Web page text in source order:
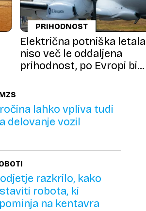
PRIHODNOST
Električna potniška letala
niso več le oddaljena
prihodnost, po Evropi bi
lahko vpliva tudi
delovanje vozil
razkrilo, kako
robota, ki
na kentavra